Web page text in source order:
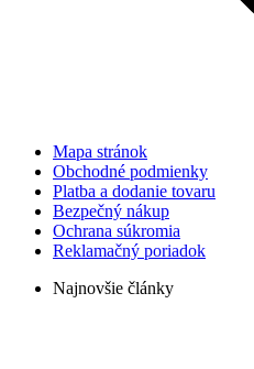
Mapa stránok
Obchodné podmienky
Platba a dodanie tovaru
Bezpečný nákup
Ochrana súkromia
Reklamačný poriadok
Najnovšie články